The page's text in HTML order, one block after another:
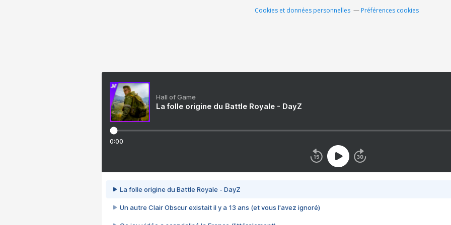
Cookies et données personnelles Préférences cookies
Hall of Game
La folle origine du Battle Royale - DayZ
0:00
La folle origine du Battle Royale - DayZ
Un autre Clair Obscur existait il y a 13 ans (et vous l'avez ignoré)